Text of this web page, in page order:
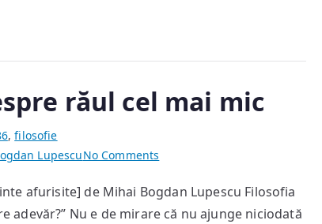
răul cel mai mic
,filosofie
LupescuNo Comments
cel
mai
afurisite] de Mihai Bogdan Lupescu Filosofia
adevăr?” Nu e de mirare că nu ajunge niciodată